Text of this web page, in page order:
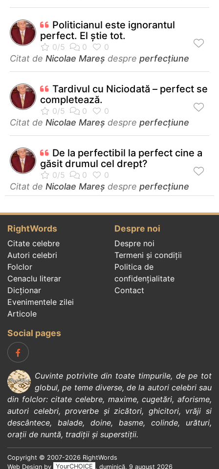
Politicianul este ignorantul
perfect. El ştie tot.
Citat de Nicolae Mareș despre perfecţiune
Tardivul cu Niciodată – perfect se
completează.
Citat de Nicolae Mareș despre perfecţiune
De la perfectibil la perfect cine a
găsit drumul cel drept?
Citat de Nicolae Mareș despre perfecţiune
RightWords
Citate celebre
Autori celebri
Folclor
Cenaclu literar
Dicționar
Evenimentele zilei
Articole
Despre noi
Despre noi
Termeni și condiții
Politica de
confidenţialitate
Contact
Social pages
Cuvinte potrivite din toate timpurile, de pe tot
globul, pe teme diverse, de la autori celebrisau
din folclor:citate celebre, maxime,cugetări,aforisme,
autori celebri,proverbe și zicători, ghicitori, vrăji si
descântece, balade, doine, basme, colinde, urături,
orații de nuntă, tradiții și superstiții.
Copyright © 2007-2026 RightWords
Web Design by
YourCHOICE , duminică, 9 august 2026